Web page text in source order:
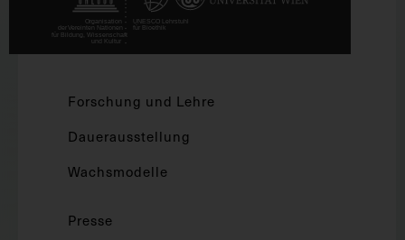
Forschung und Lehre
Dauerausstellung
Wachsmodelle
Presse